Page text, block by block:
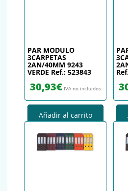
PAR MODULO
3CARPETAS
2AN/40MM 9243
VERDE Ref.: 523843
30,93€ IVA no incluidos
Añadir al carrito